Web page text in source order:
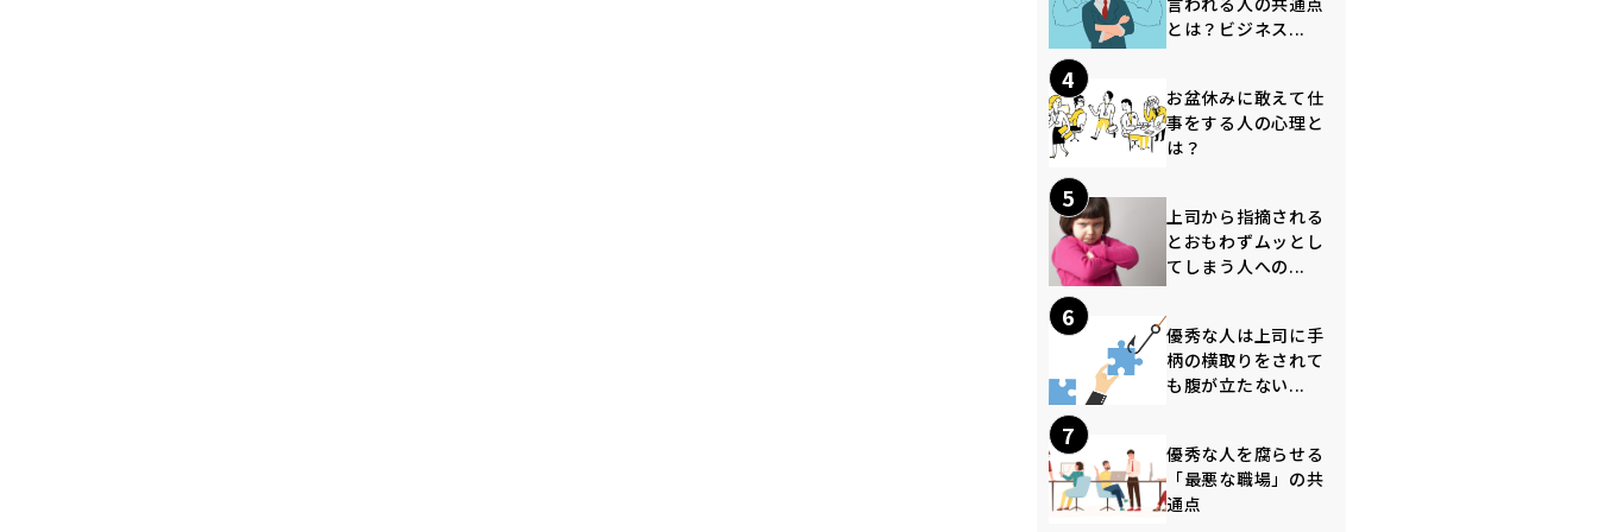
とは？ビジネス...
4
お盆休みに敢えて仕
事をする人の心理と
は？
5
上司から指摘される
とおもわずムッとし
てしまう人への...
6
優秀な人は上司に手
柄の横取りをされて
も腹が立たない...
7
優秀な人を腐らせる
「最悪な職場」の共
通点